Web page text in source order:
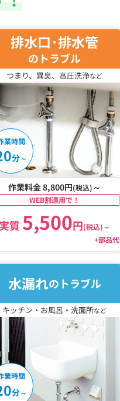
排水口･排水管
のトラブル
つまり、異臭、高圧洗浄など
業時間
分～
作業料金 8,800円(税込) ～
WEB割適用で！
実質 5,500円(税込)～
+部品代
水漏れのトラブル
キッチン・お風呂・洗面所など
業時間
分～